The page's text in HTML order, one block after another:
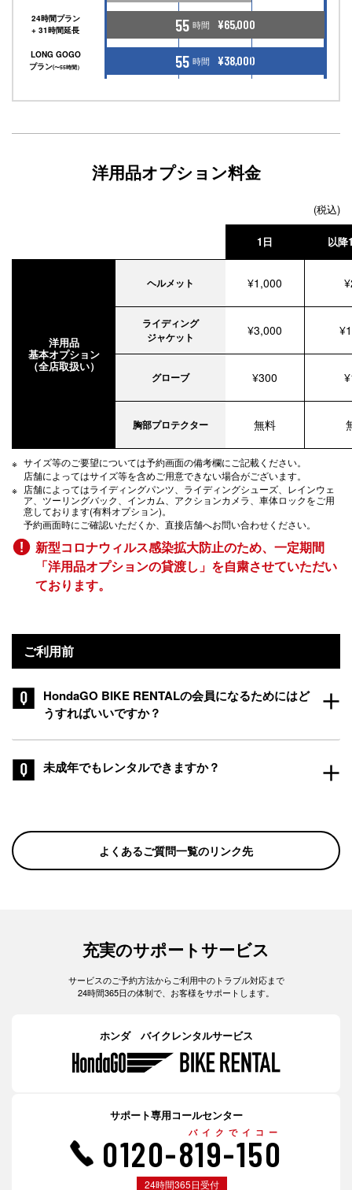
24時間プラン
+ 31時間延長
55 時間 ¥65,000
LONG GOGO
プラン(〜55時間） 55 時間 ¥38,000
洋用品オプション料金
(税込)
1日 以降
洋用品
基本オプション
（全店取扱い）
ヘルメット ¥1,000
ライディング
ジャケット
¥3,000
グローブ ¥300
胸部プロテクター 無料
サイズ等のご要望については予約画面の備考欄にご記載ください。
店舗によってはサイズ等を含めご用意できない場合がございます。
店舗によってはライディングパンツ、ライディングシューズ、レインウェ
ア、ツーリングバック、インカム、アクションカメラ、車体ロックをご用
意しております(有料オプション)。
予約画面時にご確認いただくか、直接店舗へお問い合わせください。
新型コロナウィルス感染拡大防止のため、一定期間
「洋用品オプションの貸渡し」を自粛させていただい
ております。
ご利用前
HondaGO BIKE RENTALの会員になるためにはど
うすればいいですか？
未成年でもレンタルできますか？
よくあるご質問一覧のリンク先
充実のサポートサービス
サービスのご予約方法からご利用中のトラブル対応まで
24時間365日の体制で、お客様をサポートします。
ホンダ バイクレンタルサービス
サポート専用コールセンター
バイクでイコー
0120-819-150
24時間365日受付